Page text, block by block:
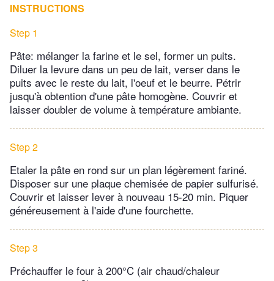
INSTRUCTIONS
Step 1
Pâte: mélanger la farine et le sel, former un puits.
Diluer la levure dans un peu de lait, verser dans le
puits avec le reste du lait, l'oeuf et le beurre. Pétrir
jusqu'à obtention d'une pâte homogène. Couvrir et
laisser doubler de volume à température ambiante.
Step 2
Etaler la pâte en rond sur un plan légèrement fariné.
Disposer sur une plaque chemisée de papier sulfurisé.
Couvrir et laisser lever à nouveau 15-20 min. Piquer
généreusement à l'aide d'une fourchette.
Step 3
Préchauffer le four à 200°C (air chaud/chaleur